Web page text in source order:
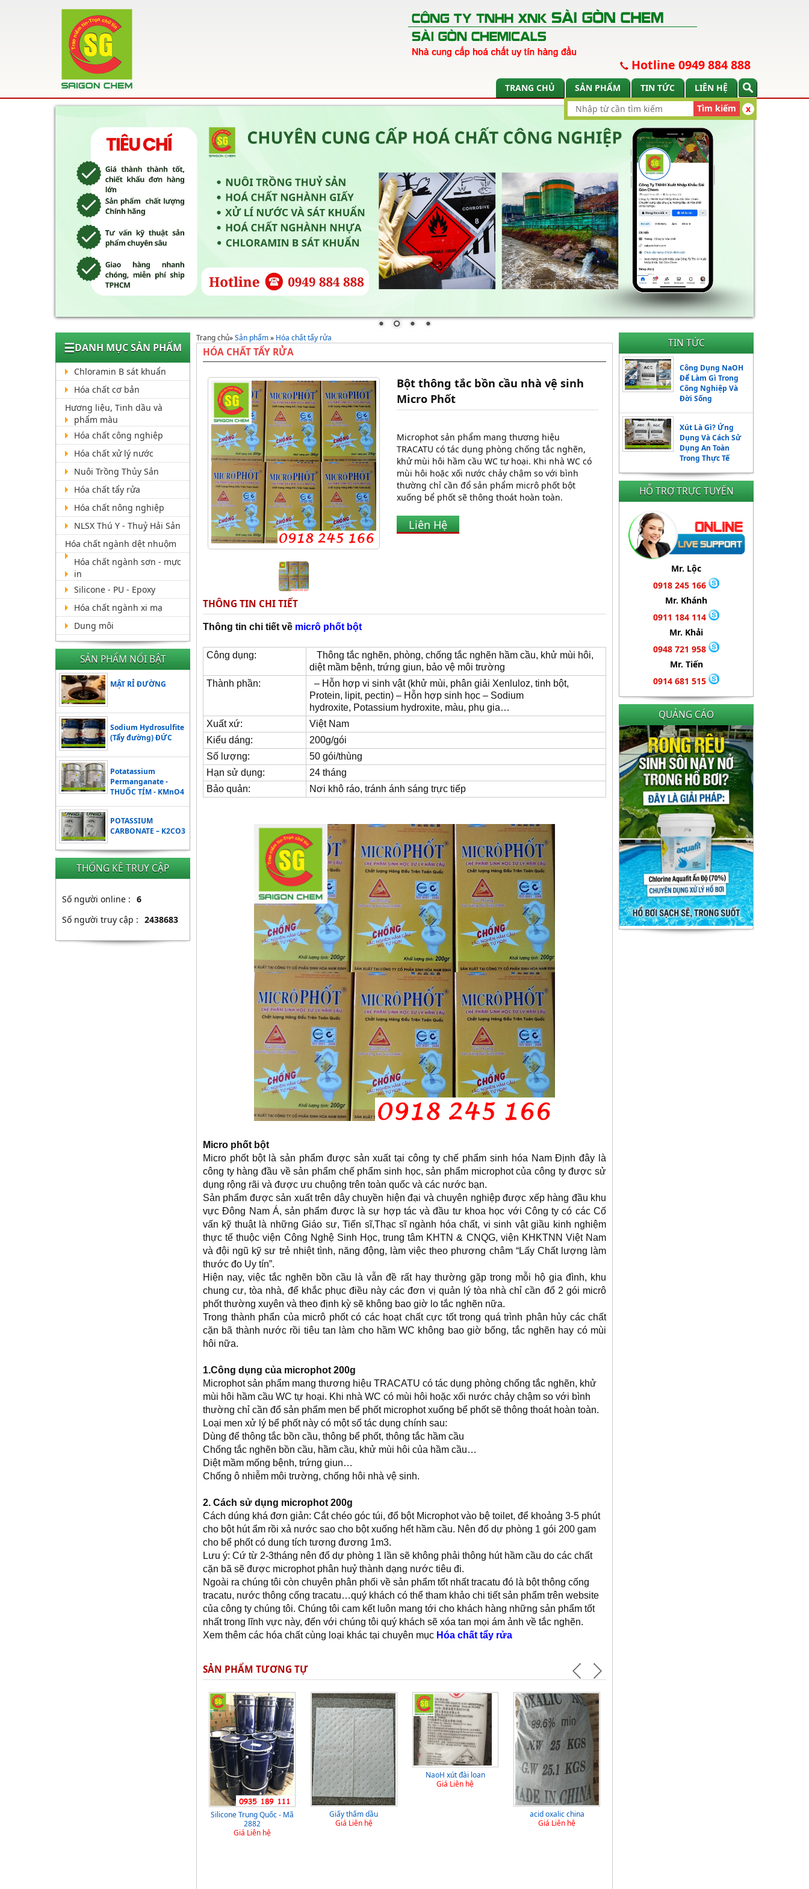
Hotline 0949 884 888
TRANG CHỦ SẢN PHẨM TIN TỨC
LIÊN HỆ
x
Tìm kiếm
☰DANH MỤC SẢN PHẨM
Chloramin B sát khuẩn
Hóa chất cơ bản
Hương liệu, Tinh dầu và
phẩm màu
Hóa chất công nghiệp
Hóa chất xử lý nước
Nuôi Trồng Thủy Sản
Hóa chất tẩy rửa
Hóa chất nông nghiệp
NLSX Thú Y - Thuỷ Hải Sản
Hóa chất ngành dệt nhuộm
Hóa chất ngành sơn - mực
in
Silicone - PU - Epoxy
Hóa chất ngành xi mạ
Dung môi
SẢN PHẨM NỔI BẬT
MẬT RỈ ĐƯỜNG
Sodium Hydrosulfite
(Tẩy đường) ĐỨC
Potatassium
Permanganate -
THUỐC TÍM - KMnO4
POTASSIUM
CARBONATE – K2CO3
THỐNG KÊ TRUY CẬP
Số người online : 6
Số người truy cập : 2438683
Trang chủ»Sản phẩm» Hóa chất tẩy rửa
HÓA CHẤT TẨY RỬA
Bột thông tắc bồn cầu nhà vệ sinh
Micro Phốt
Microphot sản phẩm mang thương hiệu
TRACATU có tác dụng phòng chống tắc nghẽn,
khử mùi hôi hầm cầu WC tự hoại. Khi nhà WC có
mùi hôi hoặc xối nước chảy chậm so với bình
thường chỉ cần đổ sản phẩm micrô phốt bột
xuống bể phốt sẽ thông thoát hoàn toàn.
Liên Hệ
THÔNG TIN CHI TIẾT
Thông tin chi tiết về micrô phốt bột
Công dụng:
Thông tắc nghẽn, phòng, chống tắc nghẽn hầm cầu, khử mùi hôi,
diệt mầm bệnh, trứng giun, bảo vệ môi trường
Thành phần:
– Hỗn hợp vi sinh vật (khử mùi, phân giải Xenluloz, tinh bột,
Protein, lipit, pectin) – Hỗn hợp sinh học – Sodium
hydroxite, Potassium hydroxite, màu, phụ gia…
Xuất xứ:
Việt Nam
Kiểu dáng:
200g/gói
Số lượng:
50 gói/thùng
Hạn sử dụng:
24 tháng
Bảo quản:
Nơi khô ráo, tránh ánh sáng trực tiếp
Micro phốt bột
Micro phốt bột là sản phẩm được sản xuất tại công ty chế phẩm sinh hóa Nam Định đây là
công ty hàng đầu về sản phẩm chế phẩm sinh học, sản phẩm microphot của công ty được sử
dụng rộng rãi và được ưu chuộng trên toàn quốc và các nước bạn.
Sản phẩm được sản xuất trên dây chuyền hiện đại và chuyên nghiệp được xếp hàng đầu khu
vực Đông Nam Á, sản phẩm được là sự hợp tác và đầu tư khoa học với Công ty có các Cố
vấn kỹ thuật là những Giáo sư, Tiến sĩ,Thạc sĩ ngành hóa chất, vi sinh vật giầu kinh nghiệm
thực tế thuộc viện Công Nghệ Sinh Học, trung tâm KHTN & CNQG, viện KHKTNN Việt Nam
và đội ngũ kỹ sư trẻ nhiệt tình, năng động, làm việc theo phương châm “Lấy Chất lượng làm
thước đo Uy tín”.
Hiện nay, việc tắc nghẽn bồn cầu là vẫn đề rất hay thường gặp trong mỗi hộ gia đình, khu
chung cư, tòa nhà, để khắc phục điều này các đơn vị quản lý tòa nhà chỉ cần đổ 2 gói micrô
phốt thường xuyên và theo định kỳ sẽ không bao giờ lo tắc nghẽn nữa.
Trong thành phẩn của micrô phốt có các hoạt chất cực tốt trong quá trình phân hủy các chất
cặn bã thành nước rồi tiêu tan làm cho hầm WC không bao giờ bống, tắc nghẽn hay có mùi
hôi nữa.
1.Công dụng của microphot 200g
Microphot sản phẩm mang thương hiệu TRACATU có tác dụng phòng chống tắc nghẽn, khử
mùi hôi hầm cầu WC tự hoại. Khi nhà WC có mùi hôi hoặc xối nước chảy chậm so với bình
thường chỉ cần đổ sản phẩm men bể phốt microphot xuống bể phốt sẽ thông thoát hoàn toàn.
Loại men xử lý bể phốt này có một số tác dụng chính sau:
Dùng để thông tắc bồn cầu, thông bể phốt, thông tắc hầm cầu
Chống tắc nghẽn bồn cầu, hầm cầu, khử mùi hôi của hầm cầu…
Diệt mầm mống bệnh, trứng giun…
Chống ô nhiễm môi trường, chống hôi nhà vệ sinh.
2. Cách sử dụng microphot 200g
Cách dúng khá đơn giản: Cắt chéo góc túi, đổ bột Microphot vào bệ toilet, để khoảng 3-5 phút
cho bột hút ẩm rồi xả nước sao cho bột xuống hết hầm cầu. Nên đổ dự phòng 1 gói 200 gam
cho bể phốt có dung tích tương đương 1m3.
Lưu ý: Cứ từ 2-3tháng nên đổ dự phòng 1 lần sẽ không phải thông hút hầm cầu do các chất
cặn bã sẽ được microphot phân huỷ thành dạng nước tiêu đi.
Ngoài ra chúng tôi còn chuyên phân phối về sản phẩm tốt nhất tracatu đó là bột thông cống
tracatu, nước thông cống tracatu…quý khách có thể tham khảo chi tiết sản phẩm trên website
của công ty chúng tôi. Chúng tôi cam kết luôn mang tới cho khách hàng những sản phẩm tốt
nhất trong lĩnh vực này, đến với chúng tôi quý khách sẽ xóa tan mọi ám ảnh về tắc nghẽn.
Xem thêm các hóa chất cùng loại khác tại chuyên mục Hóa chất tẩy rửa
SẢN PHẨM TƯƠNG TỰ
Silicone Trung Quốc - Mã
2882
Giá Liên hệ
Giấy thấm dầu
Giá Liên hệ
NaoH xút đài loan
Giá Liên hệ
acid oxalic china
Giá Liên hệ
TIN TỨC
Công Dụng NaOH
Để Làm Gì Trong
Công Nghiệp Và
Đời Sống
Xút Là Gì? Ứng
Dụng Và Cách Sử
Dụng An Toàn
Trong Thực Tế
HỖ TRỢ TRỰC TUYẾN
Mr. Lộc
0918 245 166
Mr. Khánh
0911 184 114
Mr. Khải
0948 721 958
Mr. Tiến
0914 681 515
QUẢNG CÁO